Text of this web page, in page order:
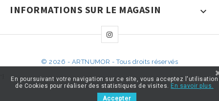
INFORMATIONS SUR LE MAGASIN 
© 2026 - ARTNUMOR - Tous droits réservés
En poursuivant votre navigation sur ce site, vous acceptez l'utilisation
de Cookies pour réaliser des statistiques de visites. En savoir plus.
Accepter